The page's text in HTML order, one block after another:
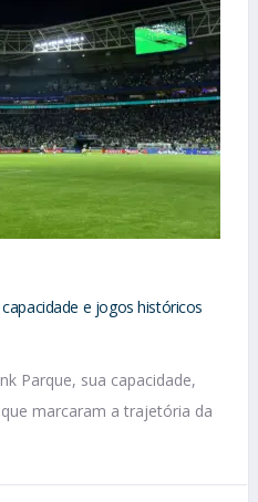
e jogos históricos
Parque, sua capacidade,
marcaram a trajetória da